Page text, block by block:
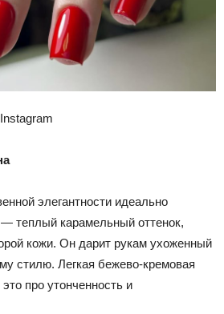
элегантности идеально
теплый карамельный оттенок,
кожи. Он дарит рукам ухоженный
стилю. Легкая бежево-кремовая
про утонченность и